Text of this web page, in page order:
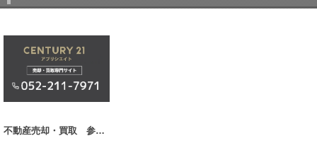
不動産売却・買取 参考事例